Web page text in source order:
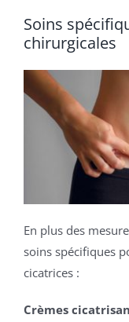
Soins
chirurgicales
En plus des
soins spécifiques
cicatrices :
Crèmes